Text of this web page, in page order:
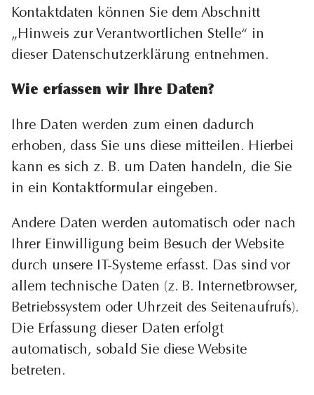
Kontaktdaten können Sie dem Abschnitt
„Hinweis zur Verantwortlichen Stelle“ in
dieser Datenschutzerklärung entnehmen.
Wie erfassen wir Ihre Daten?
Ihre Daten werden zum einen dadurch
erhoben, dass Sie uns diese mitteilen. Hierbei
kann es sich z. B. um Daten handeln, die Sie
in ein Kontaktformular eingeben.
Andere Daten werden automatisch oder nach
Ihrer Einwilligung beim Besuch der Website
durch unsere IT-Systeme erfasst. Das sind vor
allem technische Daten (z. B. Internetbrowser,
Betriebssystem oder Uhrzeit des Seitenaufrufs).
Die Erfassung dieser Daten erfolgt
automatisch, sobald Sie diese Website
betreten.